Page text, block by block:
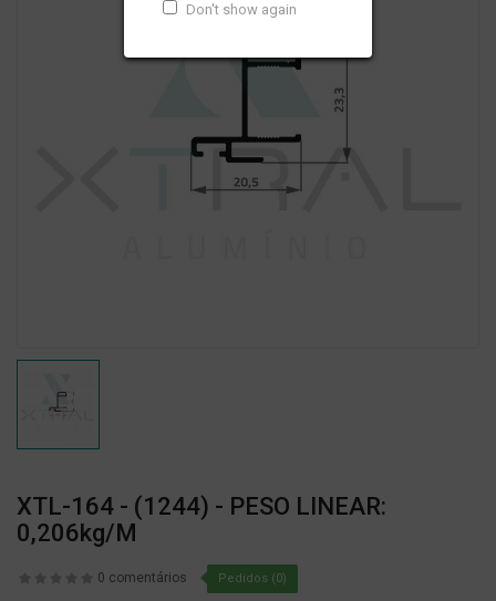
Don't show again
XTL-164 - (1244) - PESO LINEAR:
0,206kg/m
0 comentários Pedidos (0)